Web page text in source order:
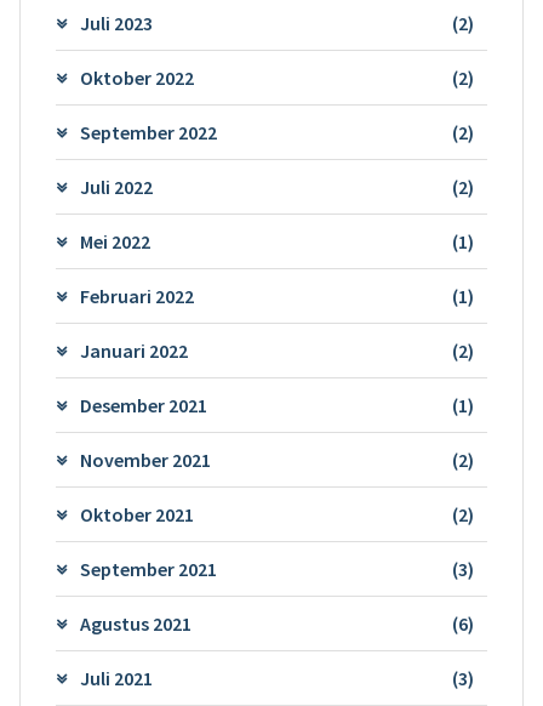
Juli 2023 (2)
Oktober 2022 (2)
September 2022 (2)
Juli 2022 (2)
Mei 2022 (1)
Februari 2022 (1)
Januari 2022 (2)
Desember 2021 (1)
November 2021 (2)
Oktober 2021 (2)
September 2021 (3)
Agustus 2021 (6)
Juli 2021 (3)